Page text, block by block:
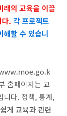
래의 교육을 이끌
다. 각 프로젝트
해할 수 있습니
홈페이지는 교
니다. 정책, 통계,
게 교육과 관련